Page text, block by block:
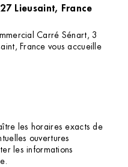
Lieusaint, France
Carré Sénart, 3
France vous accueille
les horaires exacts de
ouvertures
les informations